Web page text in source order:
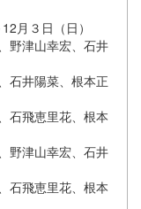
月３日（日）
野津山幸宏、石井
石井陽菜、根本正
石飛恵里花、根本
野津山幸宏、石井
石飛恵里花、根本